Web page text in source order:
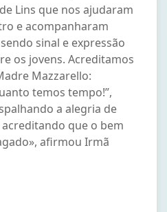
Lins que nos ajudaram
e acompanharam
sinal e expressão
os jovens. Acreditamos
Mazzarello:
temos tempo!”,
a alegria de
que o bem
afirmou Irmã